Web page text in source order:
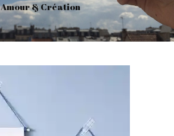
Amour & Création